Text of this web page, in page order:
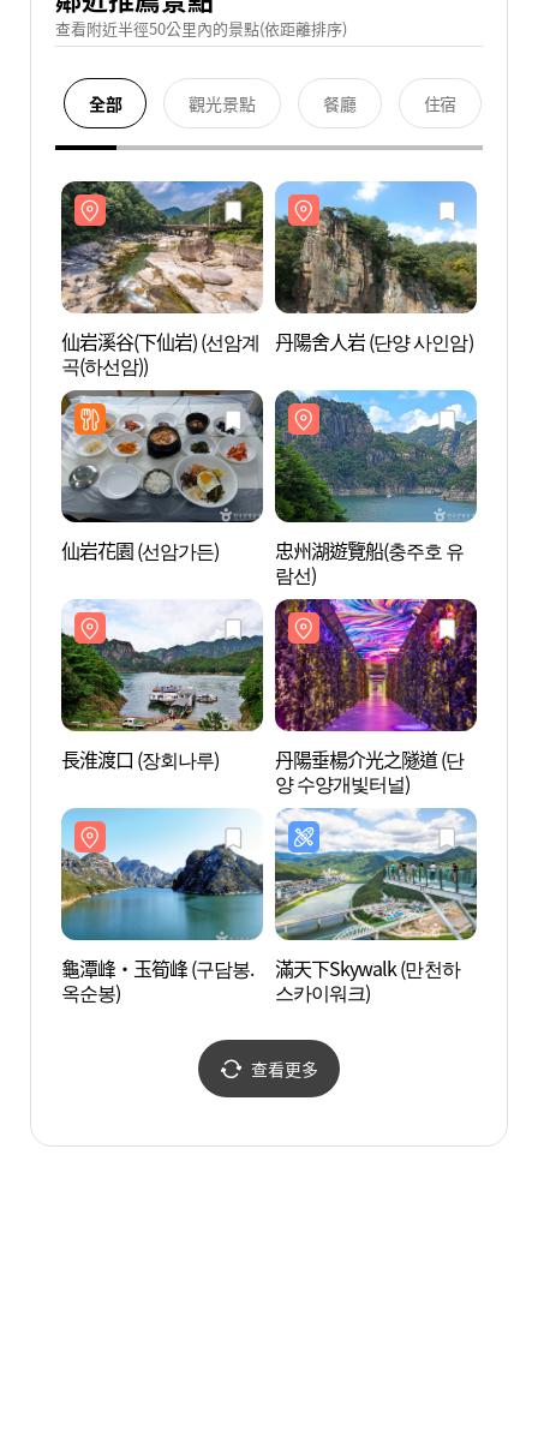
查看附近半徑50公里內的景點(依距離排序)
全部 觀光景點 餐廳 住宿
仙岩溪谷(下仙岩) (선암계
곡(하선암))
丹陽舍人岩 (단양 사인암)
仙岩花園 (선암가든)
忠州湖遊覽船(충주호 유
람선)
長淮渡口 (장회나루)
丹陽垂楊介光之隧道 (단
양 수양개빛터널)
龜潭峰‧玉筍峰 (구담봉.
옥순봉)
滿天下Skywalk (만천하
스카이워크)
查看更多